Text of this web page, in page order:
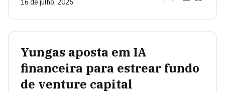
16 de julho, 2026
Yungas aposta em IA
financeira para estrear fundo
de venture capital